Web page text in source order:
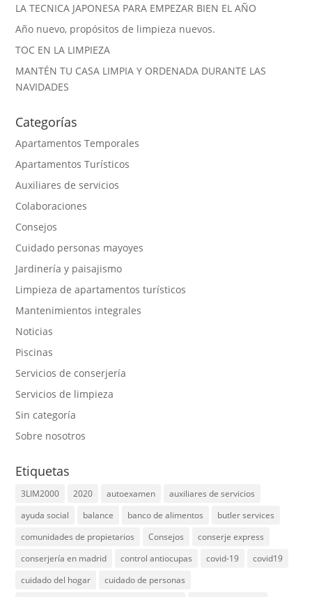
LA TECNICA JAPONESA PARA EMPEZAR BIEN EL AÑO
Año nuevo, propósitos de limpieza nuevos.
TOC EN LA LIMPIEZA
MANTÉN TU CASA LIMPIA Y ORDENADA DURANTE LAS
NAVIDADES
Categorías
Apartamentos Temporales
Apartamentos Turísticos
Auxiliares de servicios
Colaboraciones
Consejos
Cuidado personas mayoyes
Jardinería y paisajismo
Limpieza de apartamentos turísticos
Mantenimientos integrales
Noticias
Piscinas
Servicios de conserjería
Servicios de limpieza
Sin categoría
Sobre nosotros
Etiquetas
3LIM2000 2020 autoexamen
auxiliares de servicios
ayuda social
balance banco de alimentos
butler services
comunidades de propietarios
Consejos
conserje express
conserjería en madrid
control antiocupas covid-19
covid19
cuidado del hogar
cuidado de personas